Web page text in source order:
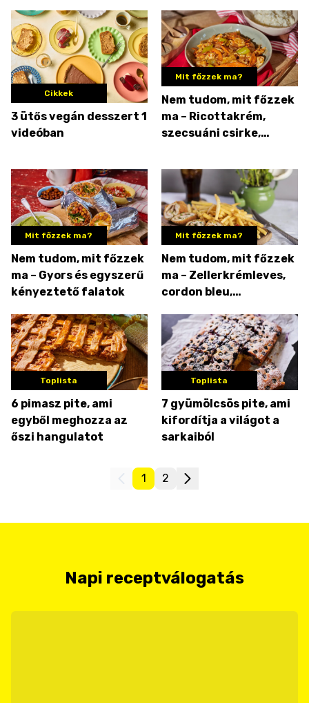
Cikkek
3 ütős vegán desszert 1
videóban
Mit főzzek ma?
Nem tudom, mit főzzek
ma – Ricottakrém,
szecsuáni csirke,
Mit főzzek ma?
Nem tudom, mit főzzek
ma – Gyors és egyszerű
kényeztető falatok
Mit főzzek ma?
Nem tudom, mit főzzek
ma – Zellerkrémleves,
cordon bleu,
Toplista
6 pimasz pite, ami
egyből meghozza az
őszi hangulatot
Toplista
7 gyümölcsös pite, ami
kifordítja a világot a
sarkaiból
1 2
Napi receptválogatás